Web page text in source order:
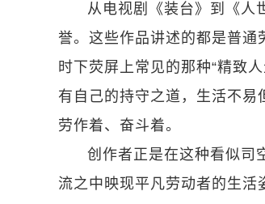
从电视剧《装台》到《人
誉。这些作品讲述的都是普通
时下荧屏上常见的那种“精致
有自己的持守之道，生活不易
劳作着、奋斗着。
创作者正是在这种看似司
流之中映现平凡劳动者的生活